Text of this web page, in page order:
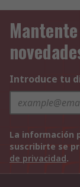
Introduce tu
La información
suscribirte se
de privacidad.